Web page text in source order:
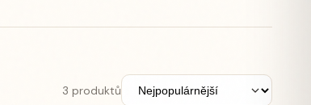
3 produktů